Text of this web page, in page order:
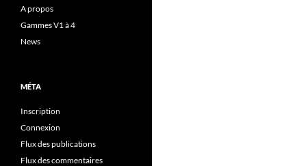
A propos
Gammes V1 à 4
News
MÉTA
Inscription
Connexion
Flux des publications
Flux des commentaires